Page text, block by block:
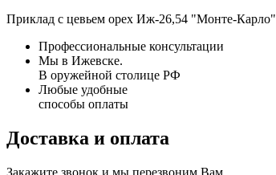
Приклад с цевьем орех Иж-26,54 "Монте-Карло"
Профессиональные консультации
Мы в Ижевске.
В оружейной столице РФ
Любые удобные
способы оплаты
Доставка и оплата
Закажите звонок и мы перезвоним Вам